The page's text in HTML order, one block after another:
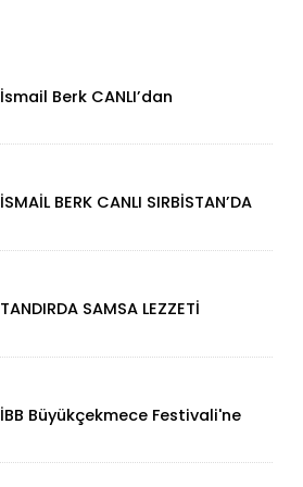
İsmail Berk CANLI’dan
İSMAİL BERK CANLI SIRBİSTAN’DA
TANDIRDA SAMSA LEZZETİ
İBB Büyükçekmece Festivali'ne